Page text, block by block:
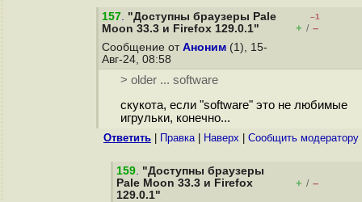
157. "Доступны браузеры Pale
Moon 33.3 и Firefox 129.0.1"
–1
+ / –
Сообщение от Аноним (1), 15-
Авг-24, 08:58
> older ... software
скукота, если "software" это не любимые
игрульки, конечно...
Ответить Правка| Наверх Cообщить модератору
159. "Доступны браузеры
Pale Moon 33.3 и Firefox
129.0.1"
+ / –